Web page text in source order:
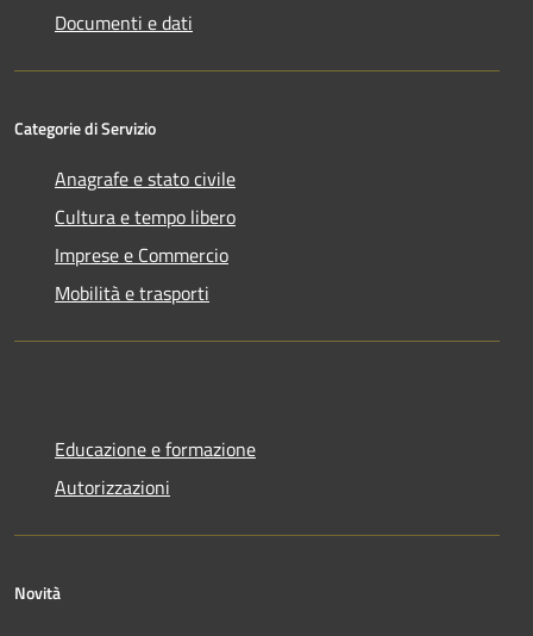
Documenti e dati
Categorie di Servizio
Anagrafe e stato civile
Cultura e tempo libero
Imprese e Commercio
Mobilità e trasporti
Educazione e formazione
Autorizzazioni
Novità